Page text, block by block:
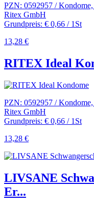
PZN: 0592957 /
Ritex GmbH
Grundpreis: € 0,66 / 1St
13,28 €
RITEX Ideal
PZN: 0592957 /
Ritex GmbH
Grundpreis: € 0,66 / 1St
13,28 €
LIVSANE
Er...